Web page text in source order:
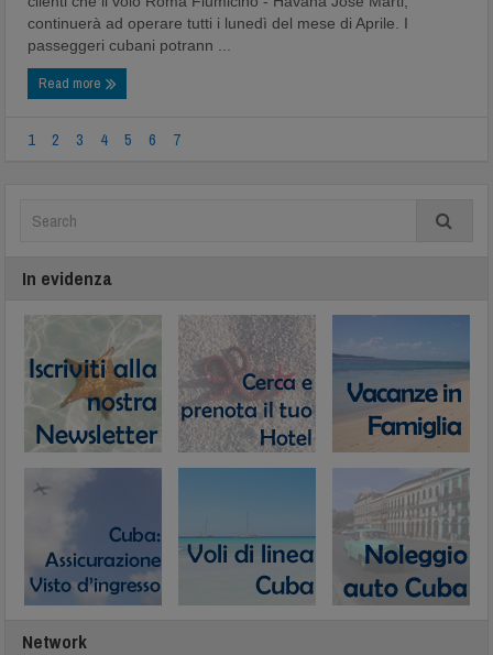
continuerà ad operare tutti i lunedì del mese di Aprile. I
passeggeri cubani potrann ...
Read more
1 2 3 4 5 6 7
In evidenza
Network